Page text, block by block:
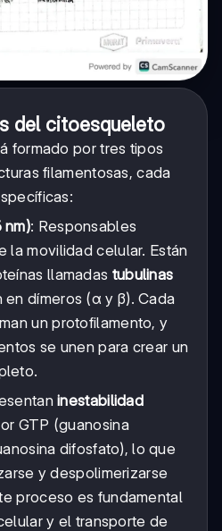
del citoesqueleto
formado por tres tipos
filamentosas, cada
nm): Responsables
la movilidad celular. Están
llamadas tubulinas
en dímeros (α y β). Cada
un protofilamento, y
se unen para crear un
inestabilidad
GTP (guanosina
difosfato), lo que
y despolimerizarse
proceso es fundamental
y el transporte de